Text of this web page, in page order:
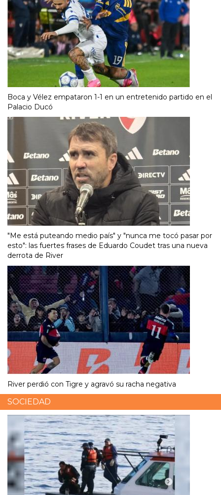
Boca y Vélez empataron 1-1 en un entretenido partido en el
Palacio Ducó
"Me está puteando medio país" y "nunca me tocó pasar por
esto": las fuertes frases de Eduardo Coudet tras una nueva
derrota de River
River perdió con Tigre y agravó su racha negativa
SOCIEDAD